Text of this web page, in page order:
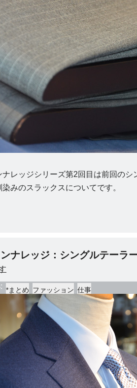
ナレッジシリーズ第2回目は前回の
みのスラックスについてです。
ナレッジ：シングルテーラ
*まとめ ファッション 仕事